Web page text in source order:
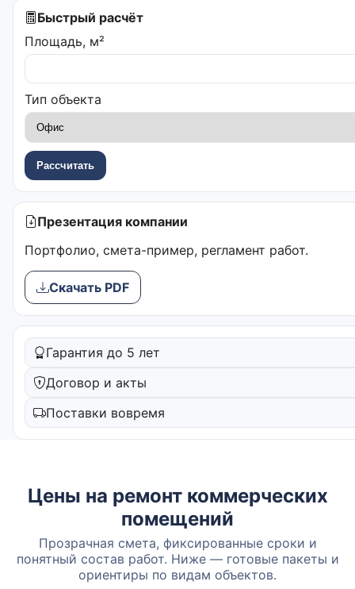
Быстрый расчёт
Площадь, м²
Тип объекта
Рассчитать
Презентация компании
Портфолио, смета-пример, регламент работ.
Скачать PDF
Гарантия до 5 лет
Договор и акты
Поставки вовремя
Цены на ремонт коммерческих
помещений
Прозрачная смета, фиксированные сроки и
понятный состав работ. Ниже — готовые пакеты и
ориентиры по видам объектов.